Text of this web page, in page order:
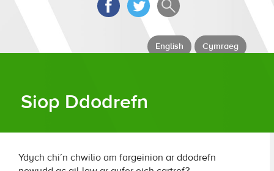
English Cymraeg
Siop Ddodrefn
Ydych chi’n chwilio am fargeinion ar ddodrefn